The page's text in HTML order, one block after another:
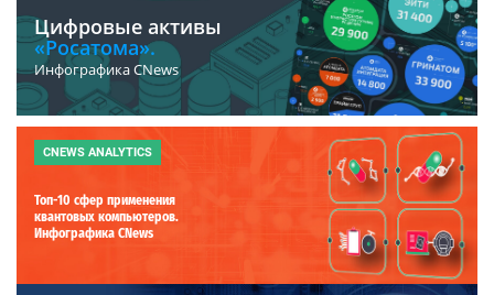
Цифровые активы
«Росатома».
Инфографика CNews
CNEWS ANALYTICS
Топ-10 сфер применения
квантовых компьютеров.
Инфографика CNews